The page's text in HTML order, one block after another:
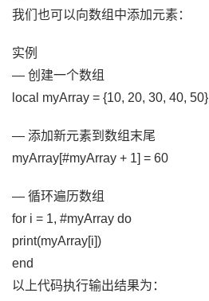
我们也可以向数组中添加元素：
实例
— 创建一个数组
local myArray = {10, 20, 30, 40, 50}
— 添加新元素到数组末尾
myArray[#myArray + 1] = 60
— 循环遍历数组
for i = 1, #myArray do
print(myArray[i])
end
以上代码执行输出结果为：